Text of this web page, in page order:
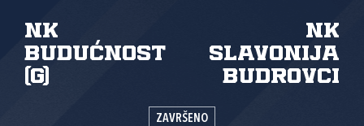
NK
Budućnost
(G)
NK
Slavonija
Budrovci
ZAVRŠENO